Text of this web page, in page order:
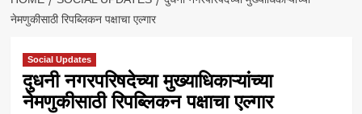
नेमणुकीसाठी रिपब्लिकन पक्षाचा एल्गार
Social Updates
दुधनी नगरपरिषदेच्या मुख्याधिकाऱ्यांच्या
नेमणुकीसाठी रिपब्लिकन पक्षाचा एल्गार